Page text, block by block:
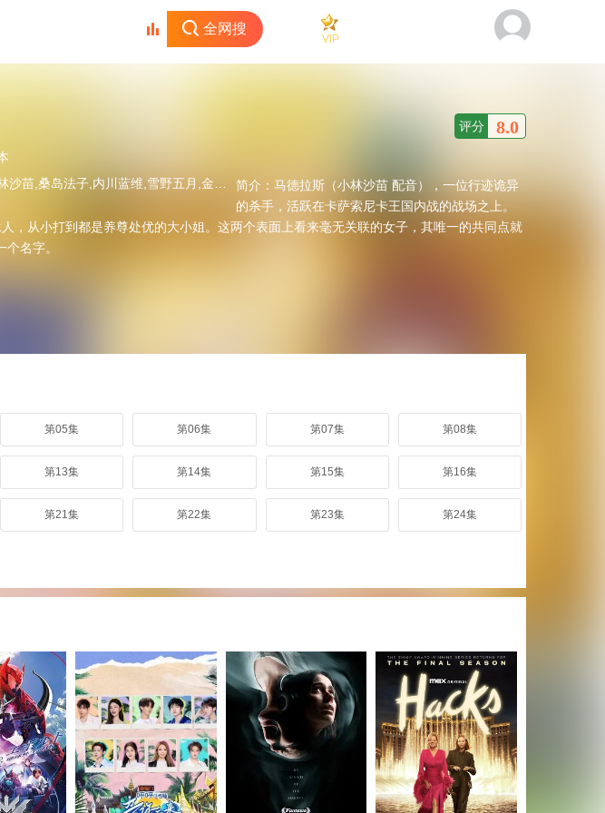
全网搜
VIP
评分 8.0
,桑岛法子,内川蓝维,雪野五月,金田朋子,兵藤真子,川岛得爱,浦山迅,森川智之,江原正士 简介： 马德拉斯（小林沙苗 配音），一位行迹诡异
的杀手，活跃在卡萨索尼卡王国内战的战场之上。
，从小打到都是养尊处优的大小姐。这两个表面上看来毫无关联的女子，其唯一的共同点就
名字。
第05集 第06集 第07集 第08集
第13集 第14集 第15集 第16集
第21集 第22集 第23集 第24集